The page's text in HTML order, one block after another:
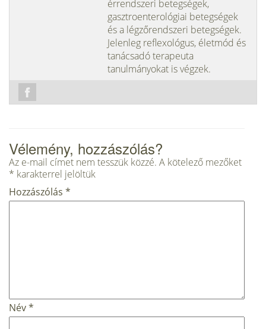
érrendszeri betegségek,
gasztroenterológiai betegségek
és a légzőrendszeri betegségek.
Jelenleg reflexológus, életmód és
tanácsadó terapeuta
tanulmányokat is végzek.
Vélemény, hozzászólás?
Az e-mail címet nem tesszük közzé. A kötelező mezőket
* karakterrel jelöltük
Hozzászólás *
Név*